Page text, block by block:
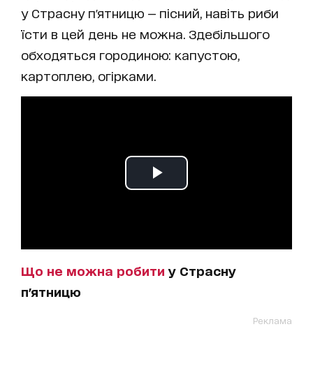
у Страсну п'ятницю — пісний, навіть риби
їсти в цей день не можна. Здебільшого
обходяться городиною: капустою,
картоплею, огірками.
Що не можна робити у Страсну
п'ятницю
Реклама